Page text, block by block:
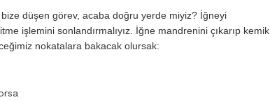
düşen görev, acaba doğru yerde miyiz? İğneyi
işlemini sonlandırmalıyız. İğne mandrenini çıkarıp kemik
nokatalara bakacak olursak: